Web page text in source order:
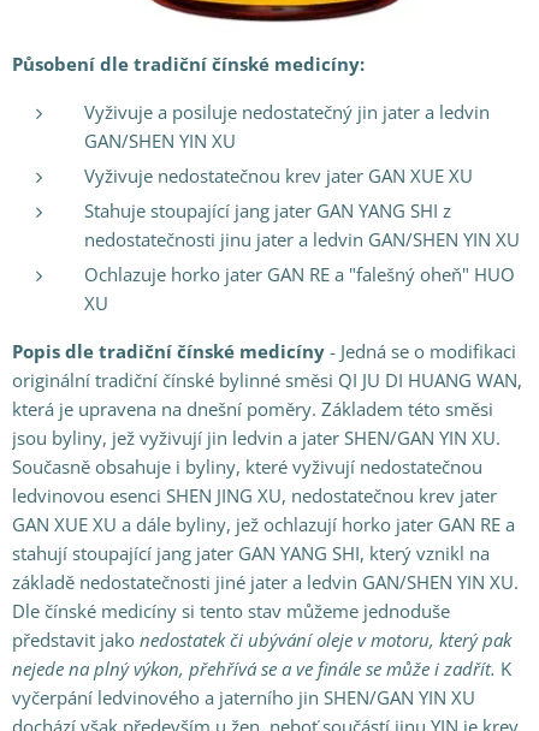
Působení dle tradiční čínské medicíny:
Vyživuje a posiluje nedostatečný jin jater a ledvin
GAN/SHEN YIN XU
Vyživuje nedostatečnou krev jater GAN XUE XU
Stahuje stoupající jang jater GAN YANG SHI z
nedostatečnosti jinu jater a ledvin GAN/SHEN YIN XU
Ochlazuje horko jater GAN RE a "falešný oheň" HUO
XU
Popis dle tradiční čínské medicíny - Jedná se o modifikaci
originální tradiční čínské bylinné směsi QI JU DI HUANG WAN,
která je upravena na dnešní poměry. Základem této směsi
jsou byliny, jež vyživují jin ledvin a jater SHEN/GAN YIN XU.
Současně obsahuje i byliny, které vyživují nedostatečnou
ledvinovou esenci SHEN JING XU, nedostatečnou krev jater
GAN XUE XU a dále byliny, jež ochlazují horko jater GAN RE a
stahují stoupající jang jater GAN YANG SHI, který vznikl na
základě nedostatečnosti jiné jater a ledvin GAN/SHEN YIN XU.
Dle čínské medicíny si tento stav můžeme jednoduše
představit jako nedostatek či ubývání oleje v motoru, který pak
nejede na plný výkon, přehřívá se a ve finále se může i zadřít. K
vyčerpání ledvinového a jaterního jin SHEN/GAN YIN XU
dochází však především u žen, neboť součástí jinu YIN je krev